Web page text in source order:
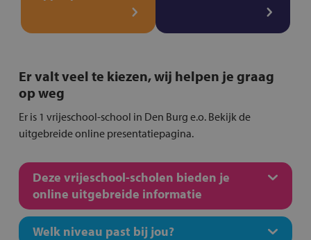
Er valt veel te kiezen, wij helpen je graag
op weg
Er is 1 vrijeschool-school in Den Burg e.o. Bekijk de
uitgebreide online presentatiepagina.
Deze vrijeschool-scholen bieden je
online uitgebreide informatie
Welk niveau past bij jou?